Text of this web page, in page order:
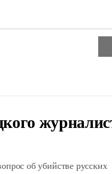
об убийстве русских